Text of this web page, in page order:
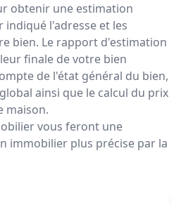
obtenir une estimation
l'adresse et les
bien. Le rapport d'estimation
finale de votre bien
de l'état général du bien,
ainsi que le calcul du prix
maison.
vous feront une
immobilier plus précise par la